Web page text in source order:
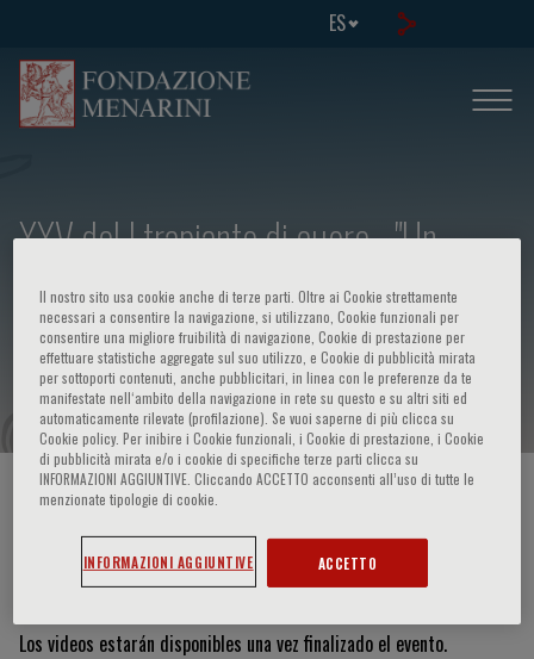
ES
XXV del I trapianto di cuore - "Un
Quarto di Secolo e Mille Trapianti
Dopo… Celebrazione di un Successo
Pavese"
HOME PAGE / CURSOS Y EVENTOS
Vídeos y diapositivas
Los videos estarán disponibles una vez finalizado el evento.
Il nostro sito usa cookie anche di terze parti. Oltre ai Cookie strettamente
necessari a consentire la navigazione, si utilizzano, Cookie funzionali per
consentire una migliore fruibilità di navigazione, Cookie di prestazione per
effettuare statistiche aggregate sul suo utilizzo, e Cookie di pubblicità mirata
per sottoporti contenuti, anche pubblicitari, in linea con le preferenze da te
manifestate nell‘ambito della navigazione in rete su questo e su altri siti ed
automaticamente rilevate (profilazione). Se vuoi saperne di più clicca su
Cookie policy. Per inibire i Cookie funzionali, i Cookie di prestazione, i Cookie
di pubblicità mirata e/o i cookie di specifiche terze parti clicca su
INFORMAZIONI AGGIUNTIVE. Cliccando ACCETTO acconsenti all’uso di tutte le
menzionate tipologie di cookie.
INFORMAZIONI AGGIUNTIVE ACCETTO